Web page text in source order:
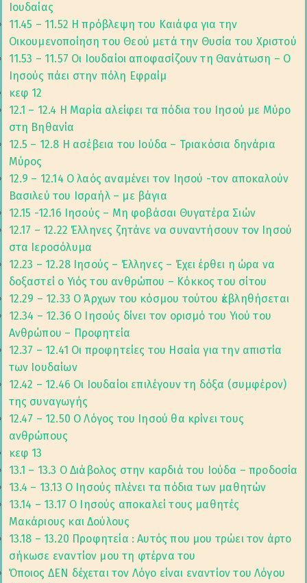
Ιουδαίας
11.45 – 11.52 Η πρόβλεψη του Καιάφα για την
Οικουμενοποίηση του Θεού μετά την Θυσία του Χριστού
11.53 – 11.57 Οι Ιουδαίοι αποφασίζουν τη Θανάτωση – Ο
Ιησούς πάει στην πόλη Εφραίμ
κεφ 12
12.1 – 12.4 Η Μαρία αλείφει τα πόδια του Ιησού με Μύρο
στη Βηθανία
12.5 – 12.8 Η ασέβεια του Ιούδα – Τριακόσια δηνάρια
Μύρος
12.9 – 12.14 Ο λαός αναμένει τον Ιησού -τον αποκαλούν
Βασιλεύ του Ισραήλ – με βάγια
12.15 -12.16 Ιησούς – Μη φοβάσαι Θυγατέρα Σιών
12.17 – 12.22 Έλληνες ζητάνε να συναντήσουν τον Ιησού
στα Ιεροσόλυμα
12.23 – 12.28 Ιησούς – Έλληνες – Έχει έρθει η ώρα να
δοξαστεί ο Υιός του ανθρώπου – Κόκκος του σίτου
12.29 – 12.33 Ο Άρχων του κόσμου τούτου ἐκβληθήσεται
12.34 – 12.36 Ο Ιησούς δίνει τον ορισμό του Υιού του
Ανθρώπου – Προφητεία
12.37 – 12.41 Οι προφητείες του Ησαία για την απιστία
των Ιουδαίων
12.42 – 12.46 Οι Ιουδαίοι επιλέγουν τη δόξα (συμφέρον)
της συναγωγής
12.47 – 12.50 Ο Λόγος του Ιησού θα κρίνει τους
ανθρώπους
κεφ 13
13.1 – 13.3 Ο Διάβολος στην καρδιά του Ιούδα – προδοσία
13.4 – 13.13 Ο Ιησούς πλένει τα πόδια των μαθητών
13.14 – 13.17 Ο Ιησούς αποκαλεί τους μαθητές
Μακάριους και Δούλους
13.18 – 13.20 Προφητεία : Αυτός που μου τρώει τον άρτο
σήκωσε εναντίον μου τη φτέρνα του
Όποιος ΔΕΝ δέχεται τον Λόγο είναι εναντίον του Λόγου